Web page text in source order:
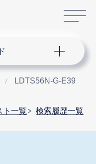
LDTS56N-G-E39
ト一覧 検索履歴一覧